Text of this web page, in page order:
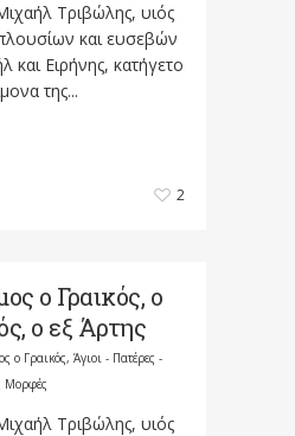
Τριβώλης, υιός
και ευσεβών
Ειρήνης, κατήγετο
της...
2
ο Γραικός, ο
ο εξ Άρτης
ο Γραικός, Άγιοι - Πατέρες -
Μορφές
Τριβώλης, υιός